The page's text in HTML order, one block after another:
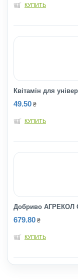
КУПИТЬ
Квiтамiн для
49.50 ₴
КУПИТЬ
Добриво АГРЕКОЛ
679.80 ₴
КУПИТЬ